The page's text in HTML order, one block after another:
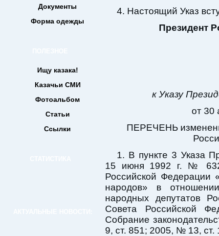
Документы
Форма одежды
Ищу казака!
Казачьи СМИ
Фотоальбом
Статьи
Ссылки
4. Настоящий Указ
Президент
к Указу
от 30
ПЕРЕЧЕНЬ
1. В пункте 3 Указа
15 июня 1992 г. №
Российской Федерации
народов» в
народных депутатов
Совета Российской
Собрание
9, ст. 851; 2005, № 13, ст.